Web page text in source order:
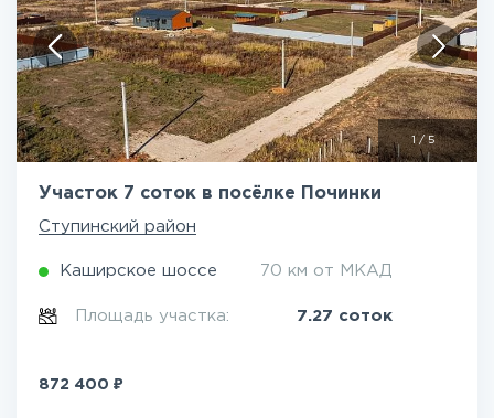
1 / 5
Участок 7 соток в посёлке Починки
Ступинский район
Каширское шоссе 70 км от МКАД
Площадь участка: 7.27 соток
872 400 ₽